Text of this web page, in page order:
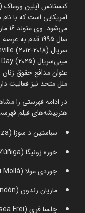
سال 1995 قدم
عنوان مدافع حقوق
ملل متحد نیز فعالیت
در ادامه فهرستی را
هنرپیشه‌های فیلم
سباستین د سوزا (Sebastian de Souza)؛ بازیگر نقش گرت
خوزه زونیگا (José Zúñiga)؛ بازیگر نقش ساموئل
جوردی مولا (Jordi Mollà)؛ بازیگر نقش جانی
ماریان رندون (Marianne Rendón)؛ بازیگر نقش زویی
چلسا فری (Chelsea Frei)؛ بازیگر نقش مگان